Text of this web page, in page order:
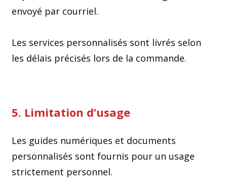
envoyé par courriel.
Les services personnalisés sont livrés selon
les délais précisés lors de la commande.
5. Limitation d’usage
Les guides numériques et documents
personnalisés sont fournis pour un usage
strictement personnel.